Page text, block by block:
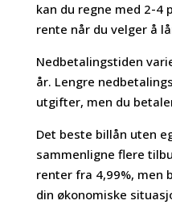
kan du regne med 2-4
rente når du velger å
Nedbetalingstiden
år. Lengre
utgifter, men du
Det beste billån uten
sammenligne flere
renter fra 4,99%, men
din økonomiske